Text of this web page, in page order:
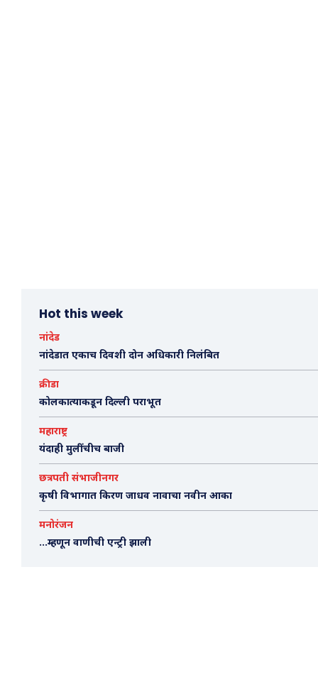
Hot this week
नांदेड
नांदेडात एकाच दिवशी दोन अधिकारी निलंबित
क्रीडा
कोलकात्याकडून दिल्ली पराभूत
महाराष्ट्र
यंदाही मुलींचीच बाजी
छत्रपती संभाजीनगर
कृषी विभागात किरण जाधव नावाचा नवीन आका
मनोरंजन
…म्हणून वाणीची एन्ट्री झाली